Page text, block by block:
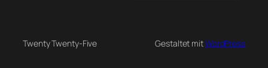
Twenty Twenty-Five Gestaltet mitWordPress